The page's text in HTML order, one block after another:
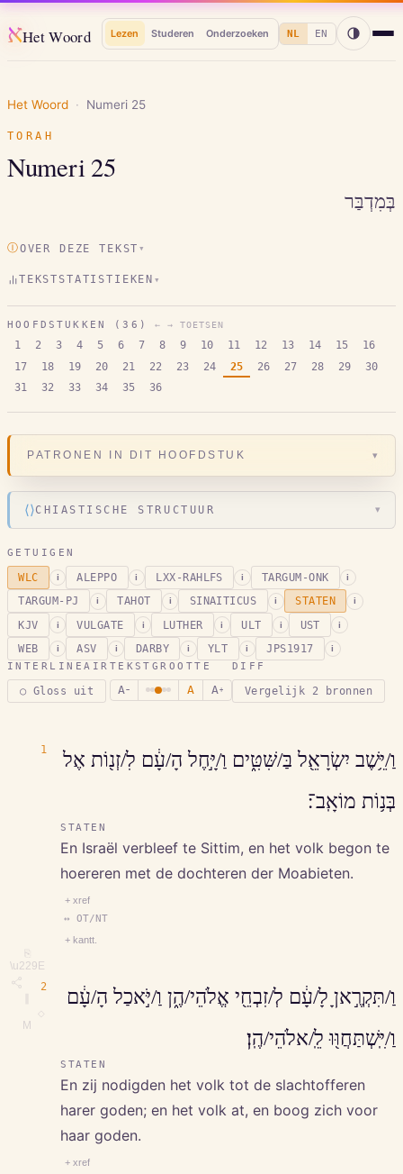
אHet Woord Lezen Studeren Onderzoeken NL EN
Het Woord · Numeri 25
TORAH
Numeri 25
בְּמִדְבַּר
ⒾOVER DEZE TEKST ▾
TEKSTSTATISTIEKEN ▾
HOOFDSTUKKEN (36 ) ← → TOETSEN
1 2 3 4 5 6 7 8 9 10 11 12 13 14 15
16
17
18 19 20 21 22 23 24 25 26 27 28 29
30
31
32 33 34 35 36
PATRONEN IN DIT HOOFDSTUK ▾
⟨⟩CHIASTISCHE STRUCTUUR ▾
GETUIGEN
WLC i ALEPPO i LXX-RAHLFS i TARGUM-ONK i
TARGUM-PJ i TAHOT i SINAITICUS i STATEN i
KJV i VULGATE i LUTHER i ULT i UST i
WEB i ASV i DARBY i YLT i JPS1917 i
INTERLINEAIR
○ Gloss uit
TEKSTGROOTTE
A− A A+
DIFF
Vergelijk 2 bronnen
1
⎘
\u229E
M
וַ/יֵּ֥שֶׁב יִשְׂרָאֵ֖ל בַּ/שִּׁטִּ֑ים וַ/יָּ֣חֶל הָ/עָ֔ם לִ/זְנ֖וֹת אֶל
בְּנ֥וֹת מוֹאָֽב־׃
STATEN
En Israël verbleef te Sittim, en het volk begon te
hoereren met de dochteren der Moabieten.
+ xref
↔ OT/NT
+ kantt.
2
וַ/תִּקְרֶ֣אןָ לָ/עָ֔ם לְ/זִבְחֵ֖י אֱלֹהֵי/הֶ֑ן וַ/יֹּ֣אכַל הָ/עָ֔ם
וַ/יִּֽשְׁתַּחֲוּ֖וּ לֵֽ/אלֹהֵי/הֶֽן׃
STATEN
En zij nodigden het volk tot de slachtofferen
harer goden; en het volk at, en boog zich voor
haar goden.
+ xref